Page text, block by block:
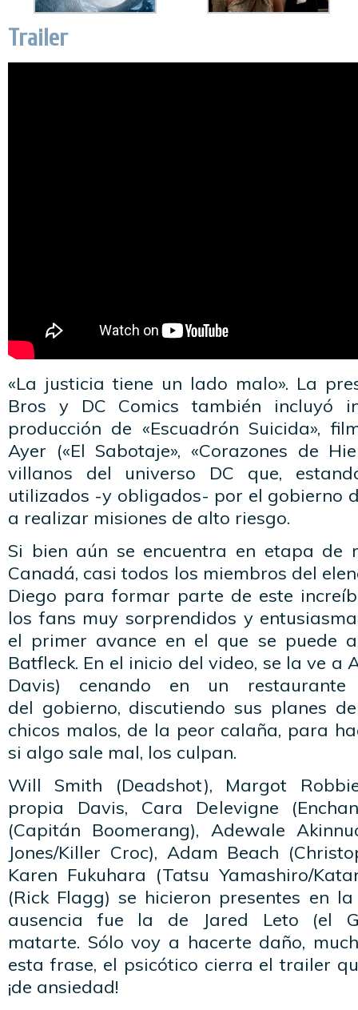
Trailer
«La justicia tiene un lado malo». La
Bros y DC Comics también incluyó
producción de «Escuadrón Suicida»,
Ayer («El Sabotaje», «Corazones de
villanos del universo DC que,
utilizados -y obligados- por el gobierno
a realizar misiones de alto riesgo.
Si bien aún se encuentra en etapa de
Canadá, casi todos los miembros del
Diego para formar parte de este
los fans muy sorprendidos y
el primer avance en el que se puede
Batfleck. En el inicio del video, se la ve a
Davis) cenando en un
del gobierno, discutiendo sus planes
chicos malos, de la peor calaña, para
si algo sale mal, los culpan.
Will Smith (Deadshot), Margot
propia Davis, Cara Delevigne
(Capitán Boomerang), Adewale
Jones/Killer Croc), Adam Beach
Karen Fukuhara (Tatsu Yamashiro/
(Rick Flagg) se hicieron presentes en
ausencia fue la de Jared Leto (el
matarte. Sólo voy a hacerte daño,
esta frase, el psicótico cierra el trailer
¡de ansiedad!